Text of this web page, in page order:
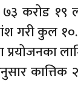
करोड १९
गरी कुल
प्रयोजनका
कात्तिक